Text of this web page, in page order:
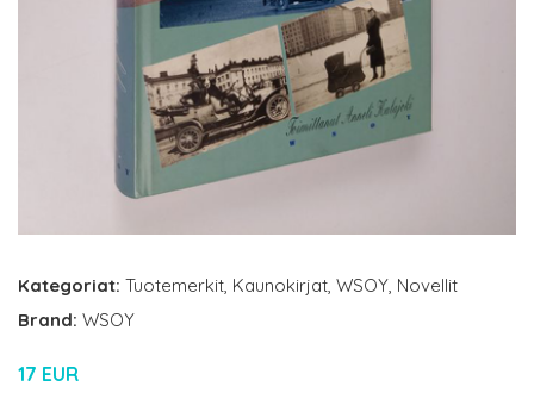
Kategoriat: Tuotemerkit, Kaunokirjat, WSOY, Novellit
Brand: WSOY
17 EUR